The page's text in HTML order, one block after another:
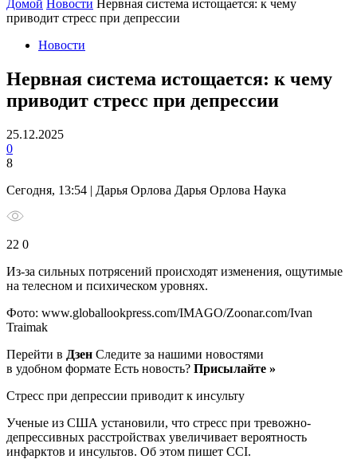
Домой Новости Нервная система истощается: к чему
приводит стресс при депрессии
Новости
Нервная система истощается: к чему
приводит стресс при депрессии
25.12.2025
0
8
Сегодня, 13:54 | Дарья Орлова Дарья Орлова Наука
22 0
Из-за сильных потрясений происходят изменения, ощутимые
на телесном и психическом уровнях.
Фото: www.globallookpress.com/IMAGO/Zoonar.com/Ivan
Traimak
Перейти в Дзен Следите за нашими новостями
в удобном формате Есть новость? Присылайте »
Стресс при депрессии приводит к инсульту
Ученые из США установили, что стресс при тревожно-
депрессивных расстройствах увеличивает вероятность
инфарктов и инсультов. Об этом пишет CCI.